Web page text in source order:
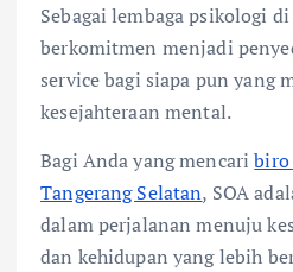
Sebagai lembaga psikologi
berkomitmen menjadi
service bagi siapa pun yang
kesejahteraan mental.
Bagi Anda yang mencaribiro
Tangerang Selatan, SOA
dalam perjalanan menuju
dan kehidupan yang lebih